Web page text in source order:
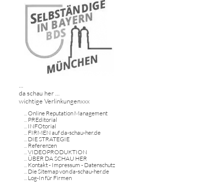
...
da schau her ...
wichtige Verlinkungenxxx
...Online Reputation Management
... PREditorial
... INFOtorial
... FIRMEN auf da-schau-her.de
... DIE STRATEGIE
... Referenzen
...VIDEOPRODUKTION
... ÜBER DA SCHAU HER
... Kontakt - Impressum - Datenschutz
... Die Sitemap von da-schau-her.de
... Log-In für Firmen